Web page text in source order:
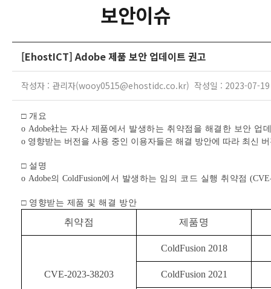
보안이슈
[EhostICT] Adobe 제품 보안 업데이트 권고
작성자 : 관리자(wooy0515@ehostidc.co.kr) 작성일 : 2023-07-
□ 개요
oAdobe社는 자사 제품에서 발생하는 취약점을 해결한 보안 업
o 영향받는 버전을 사용 중인 이용자들은 해결 방안에 따라 최신
□ 설명
oAdobe의 ColdFusion에서 발생하는 임의 코드 실행 취약점
□ 영향받는 제품 및 해결 방안
취약점 제품명
CVE-2023-38203
ColdFusion 2018
ColdFusion 2021